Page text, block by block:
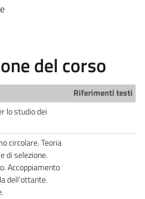
del corso
Riferimenti testi
lo studio dei
circolare. Teoria
di selezione.
Accoppiamento
dell'ottante.